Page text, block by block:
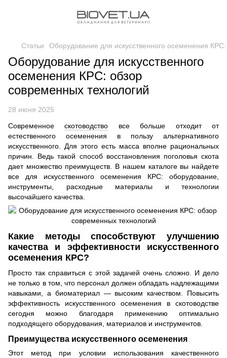
Статьи Оборудование для искусственного осеменения
Оборудование для искусственного
осеменения КРС: обзор
современных технологий
28 июня 2025
Современноескотоводство все больше отходит от
естественного осеменения в пользу альтернативного
искусственного. Для этого есть масса вполне рациональных
причин. Ведь такой способ восстановления поголовья скота
дает множество преимуществ. В нашем каталоге вы найдете
все для искусственного осеменения КРС: оборудование,
инструменты, расходные материалы и технологии
высочайшего качества.
Какие методы способствуют улучшению
качества и эффективности искусственного
осеменения КРС?
Просто так справиться с этой задачей очень сложно. И дело
не только в том, что персонал должен обладать надлежащими
навыками, а биоматериал — высоким качеством. Повысить
эффективность искусственного осеменения в скотоводстве
сегодня можно благодаря применению оптимально
подходящего оборудования, материалов и инструментов.
Преимущества искусственного осеменения
Этот метод при условии использования качественного